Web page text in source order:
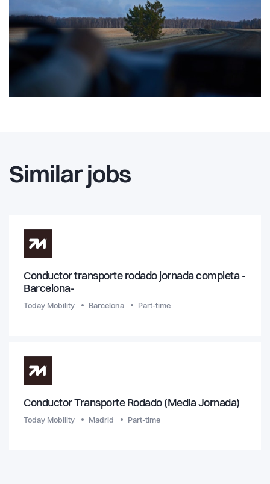
Similar jobs
Conductor transporte rodado jornada completa -
Barcelona-
Today Mobility Barcelona Part-time
Conductor Transporte Rodado (Media Jornada)
Today Mobility Madrid Part-time